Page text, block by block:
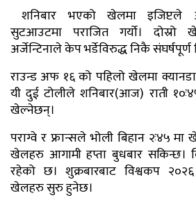
शनिबार भएको खेलमा इजिप्टले
सुटआउटमा पराजित गर्यो। दोस्रो
अर्जेन्टिनाले केप भर्डेविरुद्ध निकै संघर्षपूर्ण
राउन्ड अफ १६ को पहिलो खेलमा
यी दुई टोलीले शनिबार(आज) राती
खेल्नेछन्।
पराग्वे र फ्रान्सले भोली बिहान २ः४५
खेलहरु आगामी हप्ता बुधबार सकिन्छ।
रहेको छ। शुक्रबारबाट विश्वकप
खेलहरु सुरु हुनेछ।